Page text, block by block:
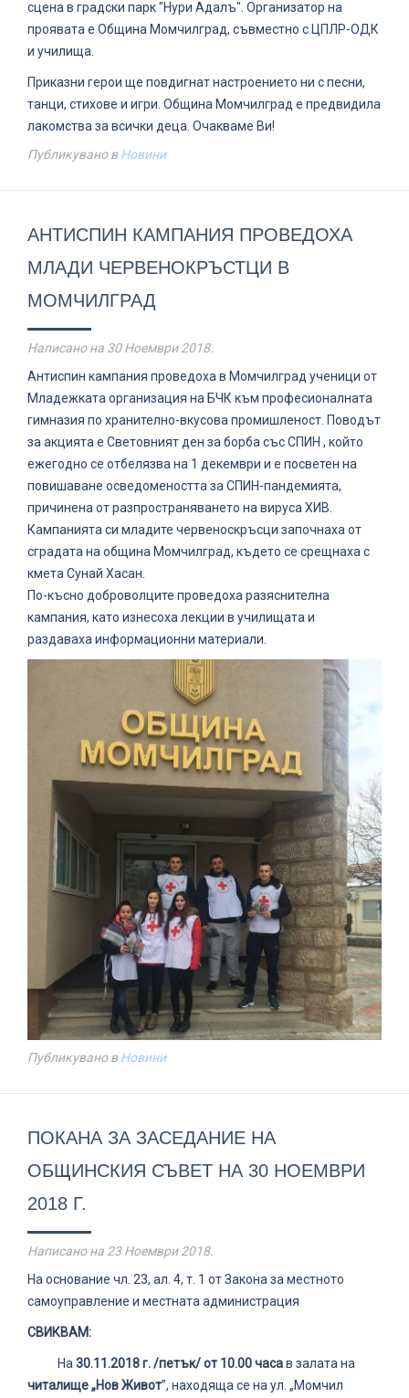
сцена в градски парк "Нури Адалъ". Организатор на
проявата е Община Момчилград, съвместно с ЦПЛР-ОДК
и училища.
Приказни герои ще повдигнат настроението ни с песни,
танци, стихове и игри. Община Момчилград е предвидила
лакомства за всички деца. Очакваме Ви!
Публикувано вНовини
АНТИСПИН КАМПАНИЯ ПРОВЕДОХА
МЛАДИ ЧЕРВЕНОКРЪСТЦИ В
МОМЧИЛГРАД
Написано на 30 Ноември 2018.
Антиспин кампания проведоха в Момчилград ученици от
Младежката организация на БЧК към професионалната
гимназия по хранително-вкусова промишленост. Поводът
за акцията е Световният ден за борба със СПИН , който
ежегодно се отбелязва на 1 декември и е посветен на
повишаване осведомеността за СПИН-пандемията,
причинена от разпространяването на вируса ХИВ.
Кампанията си младите червеноскръсци започнаха от
сградата на община Момчилград, където се срещнаха с
кмета Сунай Хасан.
По-късно доброволците проведоха разяснителна
кампания, като изнесоха лекции в училищата и
раздаваха информационни материали.
Публикувано вНовини
ПОКАНА ЗА ЗАСЕДАНИЕ НА
ОБЩИНСКИЯ СЪВЕТ НА 30 НОЕМВРИ
2018 Г.
Написано на 23 Ноември 2018.
На основание чл. 23, ал. 4, т. 1 от Закона за местното
самоуправление и местната администрация
СВИКВАМ:
На 30.1 1.2018 г. /петък/ от 10.00 часав залата на
читалище „Нов Живот”, находяща се на ул. „Момчил